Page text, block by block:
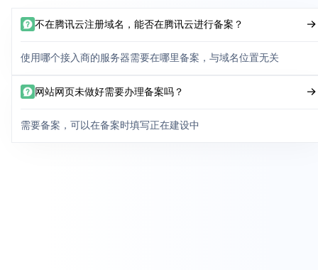
不在腾讯云注册域名，能否在腾讯云进行备案？
使用哪个接入商的服务器需要在哪里备案，与域名位置无关
网站网页未做好需要办理备案吗？
需要备案，可以在备案时填写正在建设中